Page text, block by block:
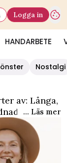
HANDARBETE
Logga in
Nostalgi
av: Långa,
under
finns
kan laga
... Läs mer